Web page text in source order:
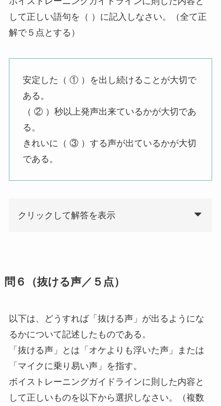
して正しい語句を（ ）に記入しなさい。（全て正
解で５点とする）
安定した（ ① ）を出し続けることが大切で
ある。
（ ② ）秒以上発声出来ているかが大切であ
る。
きれいに（ ③ ）する声が出ているかが大切
である。
クリックして解答を表示
問６（抜ける声／５点）
以下は、どうすれば「抜ける声」が出るようにな
るかについて記述したものである。
「抜ける声」とは「オケよりも浮いた声」または
「マイクに乗り易い声」を指す。
ボイストレーニングガイドラインに則した内容と
して正しいものを以下から選択しなさい。（複数